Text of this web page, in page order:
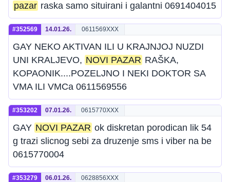
pazar raska samo situirani i galantni 0691404015
#352569 14.01.26. 0611569XXX
GAY NEKO AKTIVAN ILI U KRAJNJOJ NUZDI
UNI KRALJEVO, NOVI PAZAR RAŠKA,
KOPAONIK....POZELJNO I NEKI DOKTOR SA
VMA ILI VMCa 0611569556
#353202 07.01.26. 0615770XXX
GAY NOVI PAZAR ok diskretan porodican lik 54
g trazi slicnog sebi za druzenje sms i viber na be
0615770004
#353279 06.01.26. 0628856XXX